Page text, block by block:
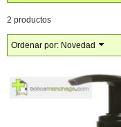
2 productos
Ordenar por: Novedad